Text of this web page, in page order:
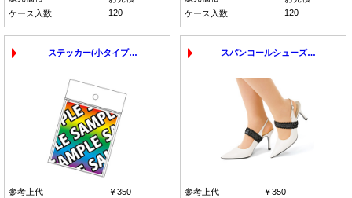
ケース入数
120
ケース入数
120
ステッカー(小タイプ…
参考上代
￥350
スパンコールシューズ…
参考上代
￥350